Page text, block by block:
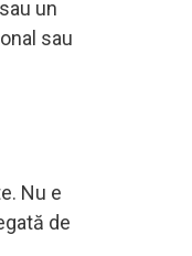
un
sau
Nu e
de